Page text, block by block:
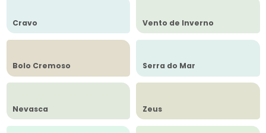
Cravo Vento de Inverno
Bolo Cremoso Serra do Mar
Nevasca Zeus